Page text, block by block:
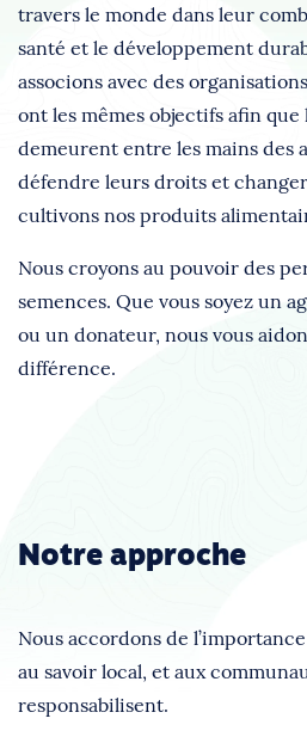
travers le monde dans leur
santé et le développement
associons avec des
ont les mêmes objectifs afin que
demeurent entre les mains des
défendre leurs droits et
cultivons nos produits
Nous croyons au pouvoir des
semences. Que vous soyez un
ou un donateur, nous vous
différence.
Notre approche
Nous accordons de
au savoir local, et aux
responsabilisent.